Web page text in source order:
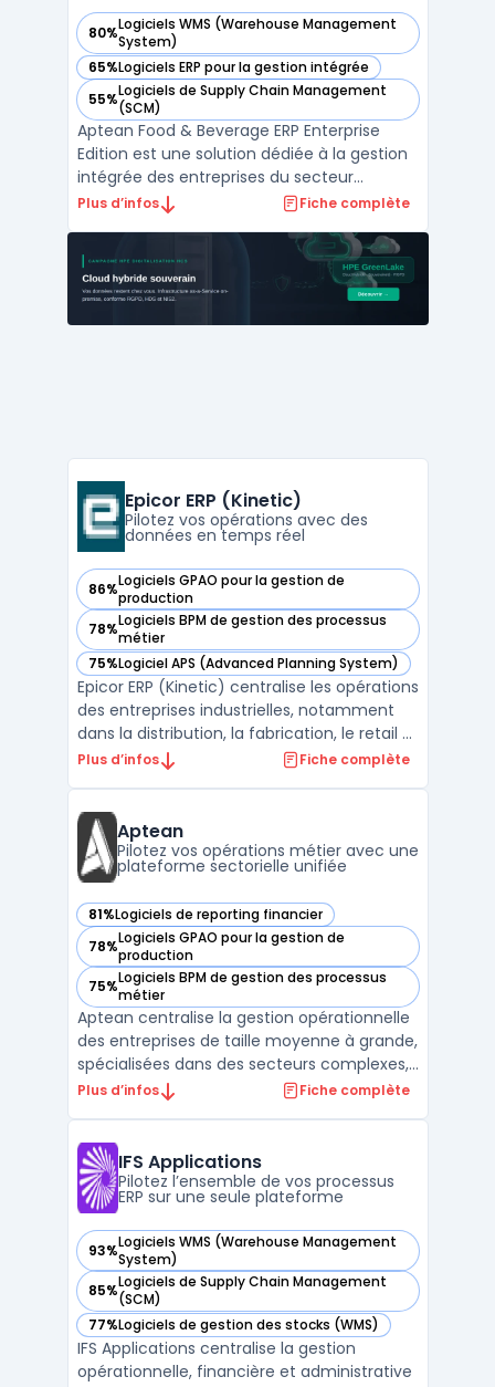
80%Logiciels WMS (Warehouse Management
System)
— voir Aptean Food & Beverage ERP Enterprise Edition
65%Logiciels ERP pour la gestion intégrée
— voir Aptean Food & Beverage ERP Enterprise Edition
55%Logiciels de Supply Chain Management
(SCM)
— voir Aptean Food & Beverage ERP Enterprise Edition
Aptean Food & Beverage ERP Enterprise
Edition est une solution dédiée à la gestion
intégrée des entreprises du secteur
agroalimentaire, notamment celles
agroalimentaire. Elle s’adresse aux
fabricants, producteurs et distributeurs
opérant sur plusieurs sites ou marché ...
Plus d’infos Fiche complète
Epicor ERP (Kinetic)
Pilotez vos opérations avec des
données en temps réel
86%Logiciels GPAO pour la gestion de
production
— voir Epicor ERP (Kinetic) dans cette catégorie
78%Logiciels BPM de gestion des processus
métier
— voir Epicor ERP (Kinetic) dans cette catégorie
75%Logiciel APS (Advanced Planning System)
— voir Epicor ERP (Kinetic) dans cette catégorie
Epicor ERP (Kinetic) centralise les opérations
des entreprises industrielles, notamment
dans la distribution, la fabrication, le retail et
les matériaux de construction. Le logiciel
accès direct à des reportings ER ...
Plus d’infos Fiche complète
Aptean
Pilotez vos opérations métier avec une
plateforme sectorielle unifiée
81%Logiciels de reporting financier
— voir Aptean dans cette catégorie
78%Logiciels GPAO pour la gestion de
production
— voir Aptean dans cette catégorie
75%Logiciels BPM de gestion des processus
métier
— voir Aptean dans cette catégorie
Aptean centralise la gestion opérationnelle
des entreprises de taille moyenne à grande,
spécialisées dans des secteurs complexes,
en connectant la plateforme logicielle
organisations confrontées à la
multiplication d ...
Plus d’infos Fiche complète
IFS Applications
Pilotez l’ensemble de vos processus
ERP sur une seule plateforme
93%Logiciels WMS (Warehouse Management
System)
— voir IFS Applications dans cette catégorie
85%Logiciels de Supply Chain Management
(SCM)
— voir IFS Applications dans cette catégorie
77%Logiciels de gestion des stocks (WMS)
— voir IFS Applications dans cette catégorie
IFS Applications centralise la gestion
opérationnelle, financière et administrative